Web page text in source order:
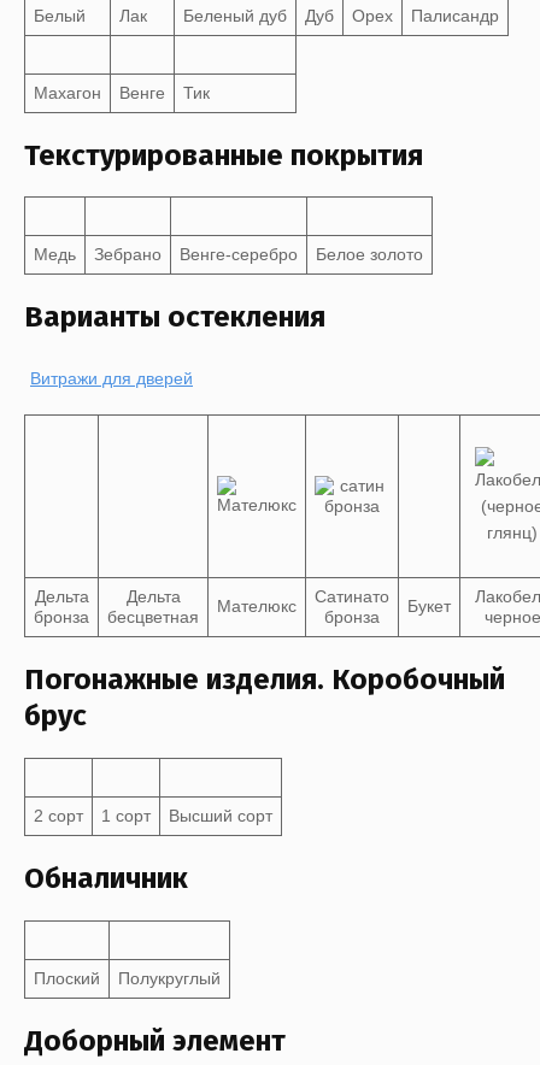
Белый Лак Беленый дуб Дуб Орех Палисандр
Махагон Венге Тик
Текстурированные покрытия
Медь Зебрано Венге-серебро Белое золото
Варианты остекления
Витражи для дверей
Дельта
бронза
Дельта
бесцветная
Мателюкс
Сатинато
бронза
Букет
черное
Погонажные изделия. Коробочный
брус
2 сорт 1 сорт Высший сорт
Обналичник
Плоский Полукруглый
Доборный элемент